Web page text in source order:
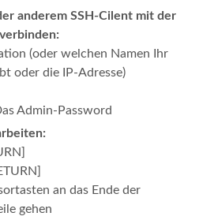
anderem SSH-Cilent mit der
(oder welchen Namen Ihr
oder die IP-Adresse)
Admin-Password
an das Ende der
gehen